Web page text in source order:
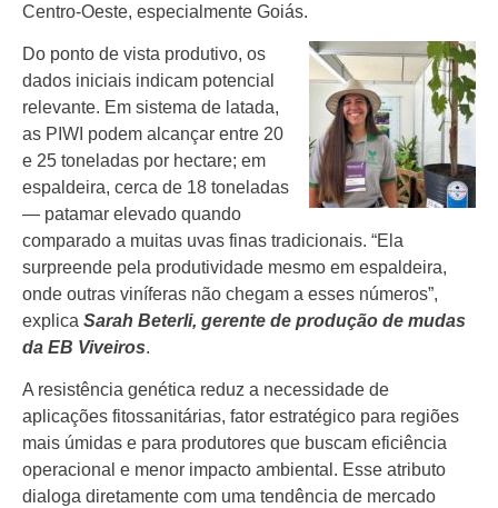
Centro-Oeste, especialmente Goiás.
Do ponto de vista produtivo, os
dados iniciais indicam potencial
relevante. Em sistema de latada,
as PIWI podem alcançar entre 20
e 25 toneladas por hectare; em
espaldeira, cerca de 18 toneladas
— patamar elevado quando
comparado a muitas uvas finas tradicionais. “Ela
surpreende pela produtividade mesmo em espaldeira,
onde outras viníferas não chegam a esses números”,
explica Sarah Beterli, gerente de produção de mudas
da EB Viveiros.
A resistência genética reduz a necessidade de
aplicações fitossanitárias, fator estratégico para regiões
mais úmidas e para produtores que buscam eficiência
operacional e menor impacto ambiental. Esse atributo
dialoga diretamente com uma tendência de mercado